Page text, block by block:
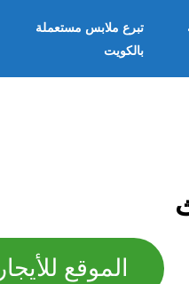
تبرع ملابس مستعملة
بالكويت
الموقع